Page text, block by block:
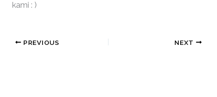
kami : )
PREVIOUS NEXT